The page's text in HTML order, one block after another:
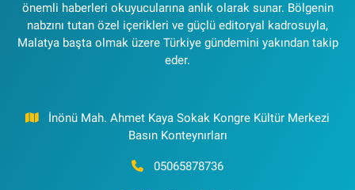
önemli haberleri okuyucularına anlık olarak sunar. Bölgenin
nabzını tutan özel içerikleri ve güçlü editoryal kadrosuyla,
Malatya başta olmak üzere Türkiye gündemini yakından takip
eder.
İnönü Mah. Ahmet Kaya Sokak Kongre Kültür Merkezi
Basın Konteynırları
05065878736